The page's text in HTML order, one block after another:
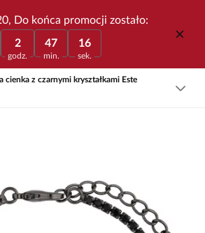
Do końca promocji zostało:
2
godz.
47
min.
16
sek.
cienka z czarnymi kryształkami Este